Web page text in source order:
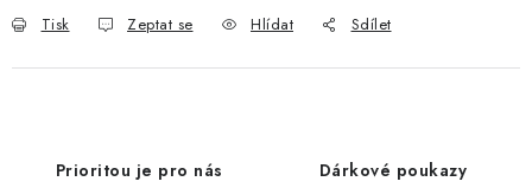
Tisk Zeptat se Hlídat Sdílet
Prioritou je pro nás Dárkové poukazy